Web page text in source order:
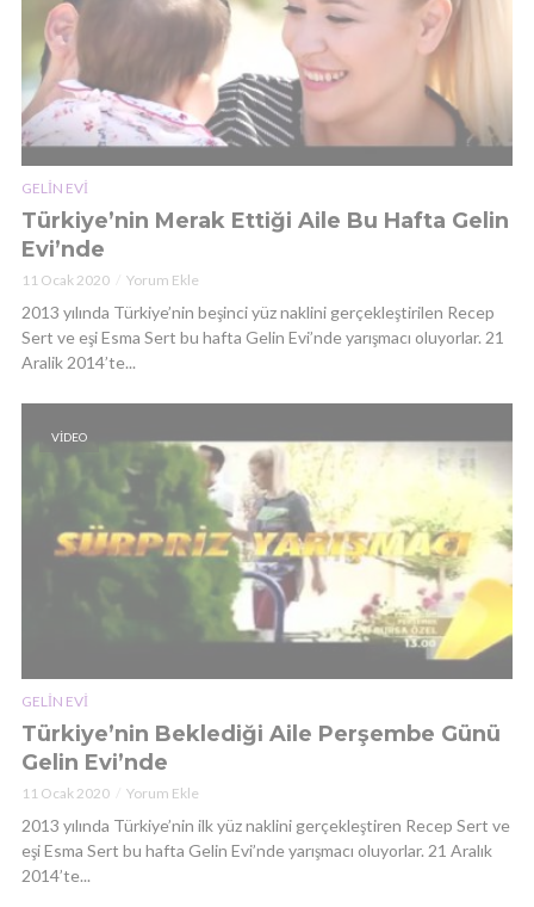
GELIN EVI
Türkiye’nin Merak Ettiği Aile Bu Hafta Gelin
Evi’nde
11 Ocak 2020 Yorum Ekle
2013 yılında Türkiye’nin beşinci yüz naklini gerçekleştirilen Recep
Sert ve eşi Esma Sert bu hafta Gelin Evi’nde yarışmacı oluyorlar. 21
Aralik 2014’te...
VIDEO
GELIN EVI
Türkiye’nin Beklediği Aile Perşembe Günü
Gelin Evi’nde
11 Ocak 2020 Yorum Ekle
2013 yılında Türkiye’nin ilk yüz naklini gerçekleştiren Recep Sert ve
eşi Esma Sert bu hafta Gelin Evi’nde yarışmacı oluyorlar. 21 Aralık
2014’te...